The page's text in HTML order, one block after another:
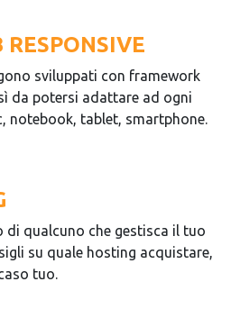
RESPONSIVE
sviluppati con framework
da potersi adattare ad ogni
notebook, tablet, smartphone.
di qualcuno che gestisca il tuo
su quale hosting acquistare,
tuo.